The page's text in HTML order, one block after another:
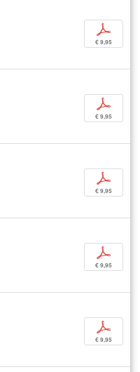
p
€ 9,95
p
€ 9,95
p
€ 9,95
p
€ 9,95
p
€ 9,95